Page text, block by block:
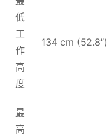
低
工
作
高
度
134 cm (52.8″)
最
高